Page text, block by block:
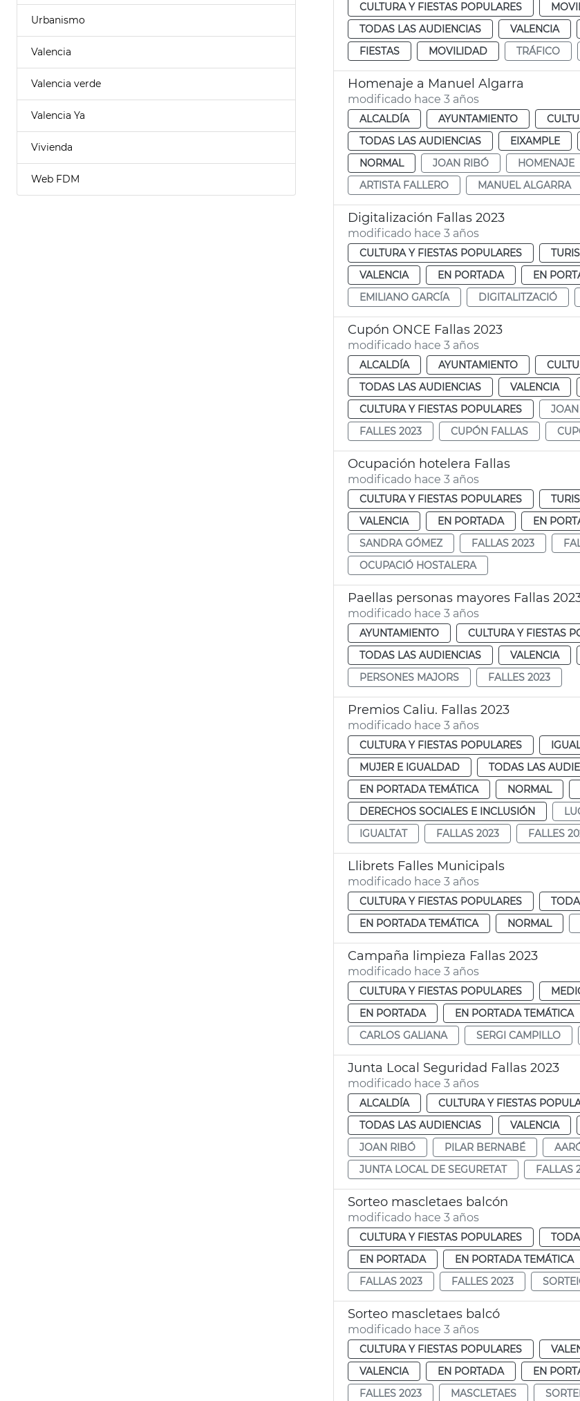
Urbanismo
Valencia
Valencia verde
Valencia Ya
Vivienda
Web FDM
CULTURA Y FIESTAS POPULARES
TODAS LAS AUDIENCIAS
VALENCIA
FIESTAS
MOVILIDAD TRÁFICO
Homenaje a Manuel Algarra
modificado hace 3 años
ALCALDÍA AYUNTAMIENTO
TODAS LAS AUDIENCIAS
EIXAMPLE
NORMAL
JOAN RIBÓ HOMENAJE
ARTISTA FALLERO
MANUEL ALGARRA
Digitalización Fallas 2023
modificado hace 3 años
CULTURA Y FIESTAS POPULARES
VALENCIA
EN PORTADA EN
EMILIANO GARCÍA
DIGITALITZACIÓ
Cupón ONCE Fallas 2023
modificado hace 3 años
ALCALDÍA AYUNTAMIENTO
TODAS LAS AUDIENCIAS
VALENCIA
CULTURA Y FIESTAS POPULARES
FALLES 2023
CUPÓN FALLAS
Ocupación hotelera Fallas
modificado hace 3 años
CULTURA Y FIESTAS POPULARES
VALENCIA
EN PORTADA EN
SANDRA GÓMEZ
FALLAS 2023
OCUPACIÓ HOSTALERA
Paellas personas mayores Fallas
modificado hace 3 años
AYUNTAMIENTO CULTURA Y FIESTAS
TODAS LAS AUDIENCIAS
VALENCIA
PERSONES MAJORS
FALLES 2023
Premios Caliu. Fallas 2023
modificado hace 3 años
CULTURA Y FIESTAS POPULARES
MUJER E IGUALDAD
TODAS LAS
EN PORTADA TEMÁTICA
NORMAL
DERECHOS SOCIALES E INCLUSIÓN
IGUALTAT
FALLAS 2023 FALLES
Llibrets Falles Municipals
modificado hace 3 años
CULTURA Y FIESTAS POPULARES
EN PORTADA TEMÁTICA
NORMAL
Campaña limpieza Fallas 2023
modificado hace 3 años
CULTURA Y FIESTAS POPULARES
EN PORTADA
EN PORTADA TEMÁTICA
CARLOS GALIANA
SERGI CAMPILLO
Junta Local Seguridad Fallas 2023
modificado hace 3 años
ALCALDÍA CULTURA Y FIESTAS
TODAS LAS AUDIENCIAS
VALENCIA
JOAN RIBÓ
PILAR BERNABÉ
JUNTA LOCAL DE SEGURETAT
FALLAS
Sorteo mascletaes balcón
modificado hace 3 años
CULTURA Y FIESTAS POPULARES
EN PORTADA
EN PORTADA TEMÁTICA
FALLAS 2023
FALLES 2023
Sorteo mascletaes balcó
modificado hace 3 años
CULTURA Y FIESTAS POPULARES
VALENCIA
EN PORTADA EN
FALLES 2023
MASCLETAES